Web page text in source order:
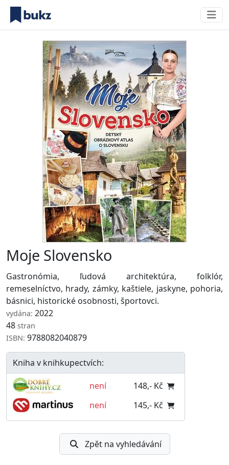
Moje Slovensko
Gastronómia, ľudová architektúra, folklór,
remeselníctvo, hrady, zámky, kaštiele, jaskyne, pohoria,
básnici, historické osobnosti, športovci.
vydána: 2022
48 stran
ISBN: 9788082040879
Kniha v knihkupectvích:
není
148,- Kč
není
145,- Kč
Zpět na vyhledávání